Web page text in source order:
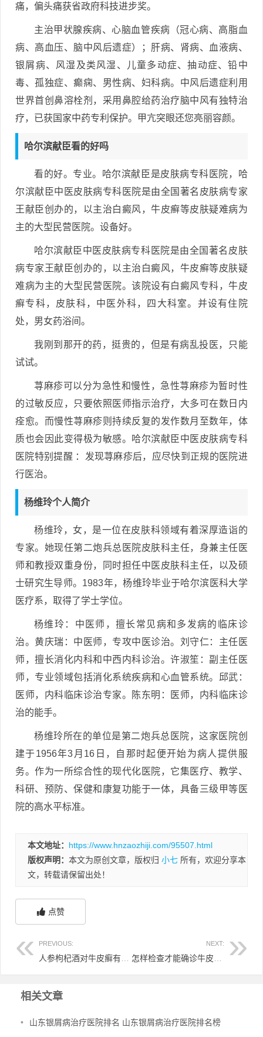
痛，偏头痛获省政府科技进步奖。
主治甲状腺疾病、心脑血管疾病（冠心病、高脂血
病、高血压、脑中风后遗症）；肝病、肾病、血液病、
银屑病、风湿及类风湿、儿童多动症、抽动症、铅中
毒、孤独症、癫痫、男性病、妇科病。中风后遗症利用
世界首创鼻溶栓剂，采用鼻腔给药治疗脑中风有独特治
疗，已获国家中药专利保护。甲亢突眼还您亮丽容颜。
哈尔滨献臣看的好吗
看的好。专业。哈尔滨献臣是皮肤病专科医院，哈
尔滨献臣中医皮肤病专科医院是由全国著名皮肤病专家
王献臣创办的，以主治白癜风，牛皮癣等皮肤疑难病为
主的大型民营医院。设备好。
哈尔滨献臣中医皮肤病专科医院是由全国著名皮肤
病专家王献臣创办的，以主治白癜风，牛皮癣等皮肤疑
难病为主的大型民营医院。该院设有白癜风专科，牛皮
癣专科，皮肤科，中医外科，四大科室。并设有住院
处，男女药浴间。
我刚到那开的药，挺贵的，但是有病乱投医，只能
试试。
荨麻疹可以分为急性和慢性，急性荨麻疹为暂时性
的过敏反应，只要依照医师指示治疗，大多可在数日内
痊愈。而慢性荨麻疹则持续反复的发作数月至数年，体
质也会因此变得极为敏感。哈尔滨献臣中医皮肤病专科
医院特别提醒 ：发现荨麻疹后，应尽快到正规的医院进
行医治。
杨维玲个人简介
杨维玲，女，是一位在皮肤科领域有着深厚造诣的
专家。她现任第二炮兵总医院皮肤科主任，身兼主任医
师和教授双重身份，同时担任中医皮肤科主任，以及硕
士研究生导师。1983年，杨维玲毕业于哈尔滨医科大学
医疗系，取得了学士学位。
杨维玲：中医师，擅长常见病和多发病的临床诊
治。黄庆瑞：中医师，专攻中医诊治。刘守仁：主任医
师，擅长消化内科和中西内科诊治。许淑笙：副主任医
师，专业领域包括消化系统疾病和心血管系统。邱武：
医师，内科临床诊治专家。陈东明：医师，内科临床诊
治的能手。
杨维玲所在的单位是第二炮兵总医院，这家医院创
建于1956年3月16日，自那时起便开始为病人提供服
务。作为一所综合性的现代化医院，它集医疗、教学、
科研、预防、保健和康复功能于一体，具备三级甲等医
院的高水平标准。
本文地址： https://www.hnzaozhiji.com/95507.html
版权声明： 本文为原创文章，版权归 小七 所有，欢迎分享本
文，转载请保留出处！
点赞
PREVIOUS: NEXT:
相关文章
• 山东银屑病治疗医院排名 山东银屑病治疗医院排名榜